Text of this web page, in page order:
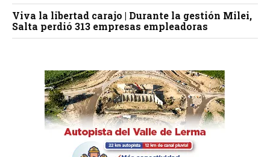
Viva la libertad carajo | Durante la gestión Milei,
Salta perdió 313 empresas empleadoras